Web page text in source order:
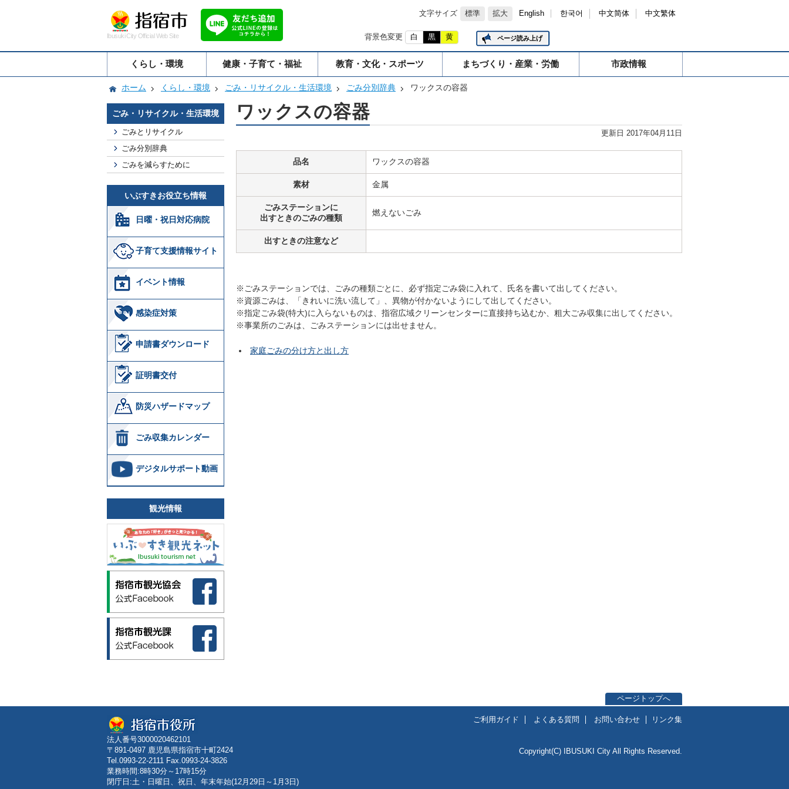
文字サイズ 標準 拡大 English 한국어 中文简体 中文繁体
Ibusuki City Official Web Site 背景色変更 白 黒 黄 ページ読み上げ
くらし・環境 健康・子育て・福祉 教育・文化・スポーツ まちづくり・産業・労働 市政情報
ホーム くらし・環境 ごみ・リサイクル・生活環境 ごみ分別辞典 ワックスの容器
ごみ・リサイクル・生活環境
ごみとリサイクル
ごみ分別辞典
ごみを減らすために
いぶすきお役立ち情報
日曜・祝日対応病院
子育て支援情報サイト
イベント情報
感染症対策
申請書ダウンロード
証明書交付
防災ハザードマップ
ごみ収集カレンダー
デジタルサポート動画
観光情報
ワックスの容器
更新日 2017年04月11日
品名 ワックスの容器
素材 金属
ごみステーションに
出すときのごみの種類
燃えないごみ
出すときの注意など
※ごみステーションでは、ごみの種類ごとに、必ず指定ごみ袋に入れて、氏名を書いて出してください。
※資源ごみは、「きれいに洗い流して」、異物が付かないようにして出してください。
※指定ごみ袋(特大)に入らないものは、指宿広域クリーンセンターに直接持ち込むか、粗大ごみ収集に出してください。
※事業所のごみは、ごみステーションには出せません。
家庭ごみの分け方と出し方
ページトップへ
法人番号3000020462101
〒891-0497 鹿児島県指宿市十町2424
Tel.0993-22-2111 Fax.0993-24-3826
業務時間:8時30分～17時15分
閉庁日:土・日曜日、祝日、年末年始(12月29日～1月3日)
ご利用ガイド よくある質問 お問い合わせ リンク集
Copyright(C) IBUSUKI City All Rights Reserved.